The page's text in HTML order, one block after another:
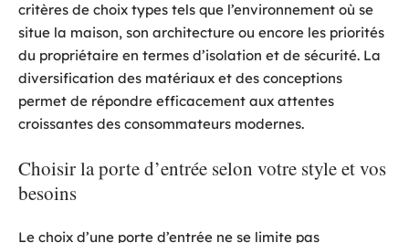
critères de choix types tels que l’environnement où se
situe la maison, son architecture ou encore les priorités
du propriétaire en termes d’isolation et de sécurité. La
diversification des matériaux et des conceptions
permet de répondre efficacement aux attentes
croissantes des consommateurs modernes.
Choisir la porte d’entrée selon votre style et vos
besoins
Le choix d’une porte d’entrée ne se limite pas